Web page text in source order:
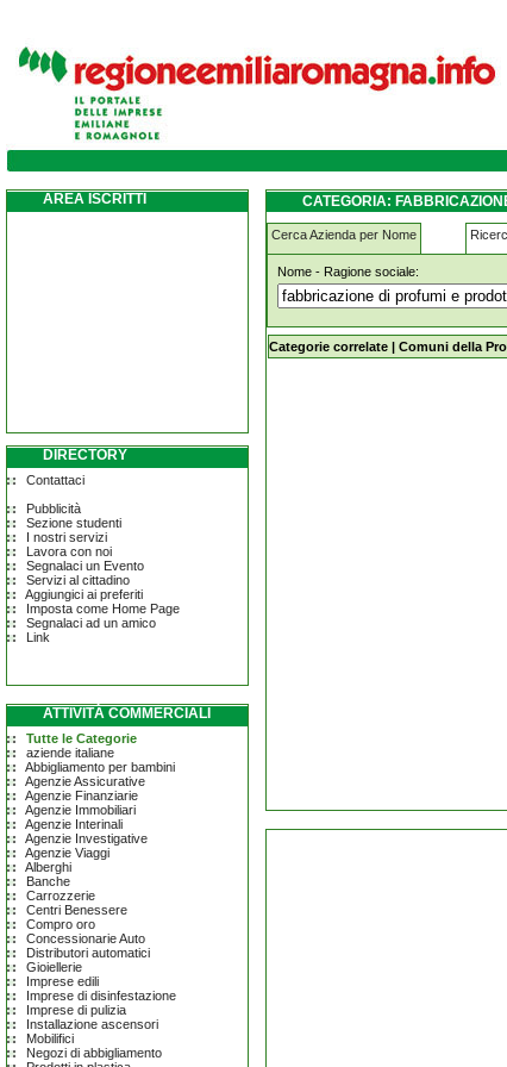
fabbricazione-di-profumi-e-prodotti-per-
AREA ISCRITTI
DIRECTORY
Contattaci
Pubblicità
Sezione studenti
I nostri servizi
Lavora con noi
Segnalaci un Evento
Servizi al cittadino
Aggiungici ai preferiti
Imposta come Home Page
Segnalaci ad un amico
Link
ATTIVITÀ COMMERCIALI
Tutte le Categorie
aziende italiane
Abbigliamento per bambini
Agenzie Assicurative
Agenzie Finanziarie
Agenzie Immobiliari
Agenzie Interinali
Agenzie Investigative
Agenzie Viaggi
Alberghi
Banche
Carrozzerie
Centri Benessere
Compro oro
Concessionarie Auto
Distributori automatici
Gioiellerie
Imprese edili
Imprese di disinfestazione
Imprese di pulizia
Installazione ascensori
Mobilifici
Negozi di abbigliamento
CATEGORIA:
Cerca Azienda per Nome
Nome - Ragione sociale:
fabbricazione-di-profumi-e-
Categorie correlate | Comuni della